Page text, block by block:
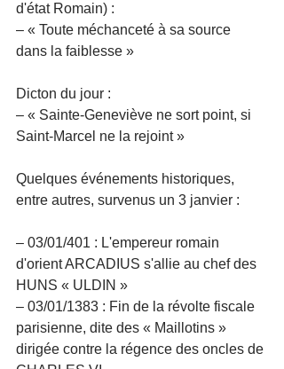
d'état Romain) :
– « Toute méchanceté à sa source
dans la faiblesse »
Dicton du jour :
– « Sainte-Geneviève ne sort point, si
Saint-Marcel ne la rejoint »
Quelques événements historiques,
entre autres, survenus un 3 janvier :
– 03/01/401 : L'empereur romain
d'orient ARCADIUS s'allie au chef des
HUNS « ULDIN »
– 03/01/1383 : Fin de la révolte fiscale
parisienne, dite des « Maillotins »
dirigée contre la régence des oncles de